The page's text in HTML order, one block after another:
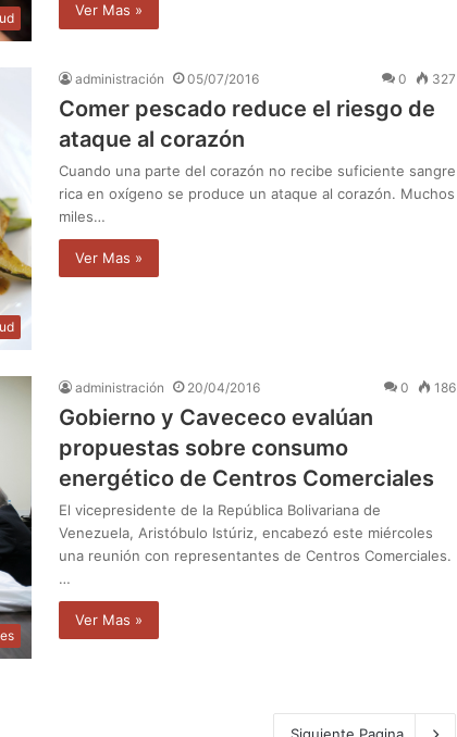
Ver Mas »
administración 05/07/2016 0 327
Comer pescado reduce el riesgo de
ataque al corazón
Cuando una parte del corazón no recibe suficiente sangre
rica en oxígeno se produce un ataque al corazón. Muchos
miles…
Ver Mas »
administración 20/04/2016 0 186
Gobierno y Cavececo evalúan
propuestas sobre consumo
energético de Centros Comerciales
El vicepresidente de la República Bolivariana de
Venezuela, Aristóbulo Istúriz, encabezó este miércoles
una reunión con representantes de Centros Comerciales.
…
Ver Mas »